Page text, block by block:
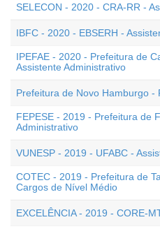
SELECON - 2020 - CRA-RR -
IBFC - 2020 - EBSERH -
IPEFAE - 2020 - Prefeitura de
Assistente Administrativo
Prefeitura de Novo Hamburgo -
FEPESE - 2019 - Prefeitura de
Administrativo
VUNESP - 2019 - UFABC -
COTEC - 2019 - Prefeitura de
Cargos de Nível Médio
EXCELÊNCIA - 2019 - CORE-